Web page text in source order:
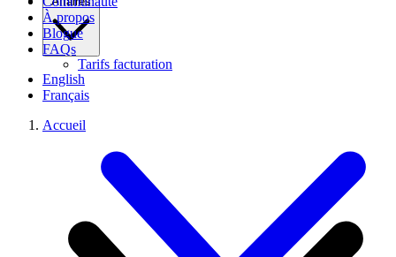
Tarifs facturation
À propos
Blogue
FAQs
English
Français
Accueil